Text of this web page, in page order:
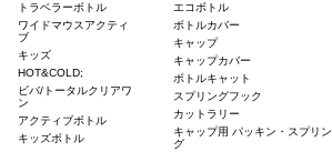
トラベラーボトル
ワイドマウスアクティ
ブ
キッズ
HOT&COLD;
ビバ/トータルクリアワ
ン
アクティブボトル
キッズボトル
エコボトル
ボトルカバー
キャップ
キャップカバー
ボトルキャット
スプリングフック
カットラリー
キャップ用 パッキン・スプリン
グ